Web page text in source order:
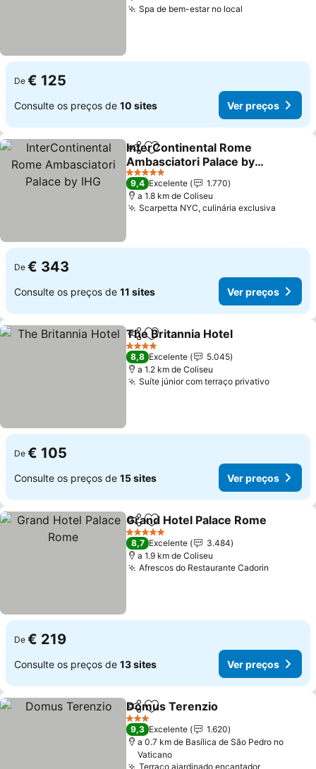
Spa de bem-estar no local
De € 125
Consulte os preços de 10 sites Ver preços
PartilharAdicionar aos favoritos
InterContinental Rome
Ambasciatori Palace by
IHG
5 Estrelas
9,4 Excelente
1.770
a 1.8 km de Coliseu
Scarpetta NYC, culinária exclusiva
De € 343
Consulte os preços de 11 sites Ver preços
PartilharAdicionar aos favoritos
The Britannia Hotel
4 Estrelas
8,8 Excelente
5.045
a 1.2 km de Coliseu
Suíte júnior com terraço privativo
De € 105
Consulte os preços de 15 sites Ver preços
PartilharAdicionar aos favoritos
Grand Hotel Palace Rome
5 Estrelas
8,7 Excelente
3.484
a 1.9 km de Coliseu
Afrescos do Restaurante Cadorin
De € 219
Consulte os preços de 13 sites Ver preços
PartilharAdicionar aos favoritos
Domus Terenzio
3 Estrelas
9,3 Excelente
1.620
a 0.7 km de Basílica de São Pedro no
Vaticano
Terraço ajardinado encantador